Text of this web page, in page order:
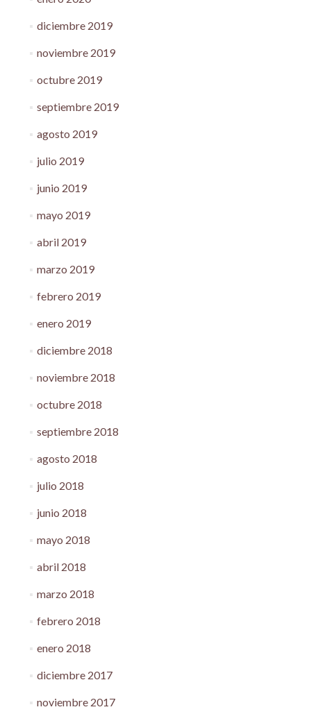
diciembre 2019
noviembre 2019
octubre 2019
septiembre 2019
agosto 2019
julio 2019
junio 2019
mayo 2019
abril 2019
marzo 2019
febrero 2019
enero 2019
diciembre 2018
noviembre 2018
octubre 2018
septiembre 2018
agosto 2018
julio 2018
junio 2018
mayo 2018
abril 2018
marzo 2018
febrero 2018
enero 2018
diciembre 2017
noviembre 2017